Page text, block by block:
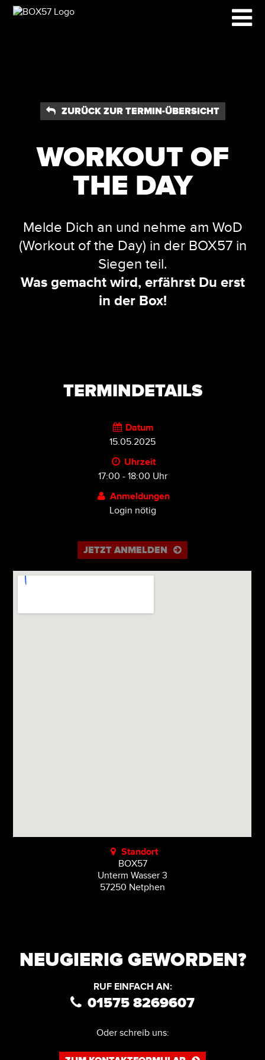
 ZURÜCK ZUR TERMIN-ÜBERSICHT
WORKOUT OF
THE DAY
Melde Dich an und nehme am WoD
(Workout of the Day) in der BOX57 in
Siegen teil.
Was gemacht wird, erfährst Du erst
in der Box!
TERMINDETAILS
Datum
15.05.2025
Uhrzeit
17:00 - 18:00 Uhr
Anmeldungen
Login nötig
JETZT ANMELDEN 
Standort
BOX57
Unterm Wasser 3
57250 Netphen
NEUGIERIG GEWORDEN?
RUF EINFACH AN:
 01575 8269607
Oder schreib uns: